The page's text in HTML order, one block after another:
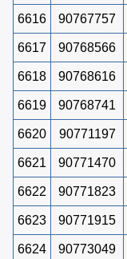
6616 90767757
6617 90768566
6618 90768616
6619 90768741
6620 90771197
6621 90771470
6622 90771823
6623 90771915
6624 90773049